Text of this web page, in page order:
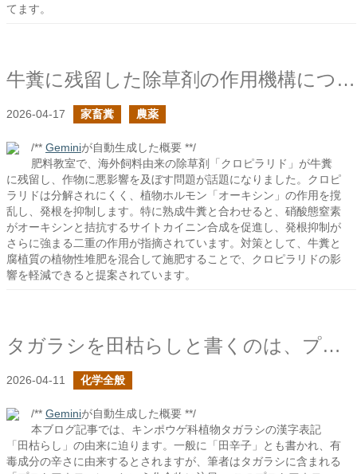
てます。
牛糞に残留した除草剤の作用機構について
2026-04-17 家畜糞 農薬
/** Geminiが自動生成した概要 **/
肥料教室で、海外飼料由来の除草剤「クロピラリド」が牛糞
に残留し、作物に悪影響を及ぼす問題が話題になりました。クロピ
ラリドは分解されにくく、植物ホルモン「オーキシン」の作用を撹
乱し、発根を抑制します。特に熟成牛糞と合わせると、硝酸態窒素
がオーキシンと拮抗するサイトカイニン合成を促進し、発根抑制が
さらに強まる二重の作用が指摘されています。対策として、牛糞と
腐植質の植物性堆肥を混合して施肥することで、クロピラリドの影
響を軽減できると提案されています。
タガラシを田枯らしと書くのは、プロトアネモニンの作用に因るものか？
2026-04-11 化学全般
/** Geminiが自動生成した概要 **/
本ブログ記事では、キンポウゲ科植物タガラシの漢字表記
「田枯らし」の由来に迫ります。一般に「田辛子」とも書かれ、有
毒成分の辛さに由来するとされますが、筆者はタガラシに含まれる